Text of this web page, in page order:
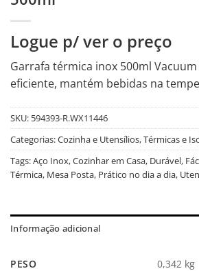
Logue p/ ver o preço
Garrafa térmica inox 500ml
eficiente, mantém bebidas na
SKU: 594393-R.WX11446
Categorias:Cozinha e Utensílios,Térmicas e
Tags:Aço Inox,Cozinhar em Casa, Durável,
Térmica, Mesa Posta, Prático no dia a dia,
Informação adicional
PESO
0,342 kg